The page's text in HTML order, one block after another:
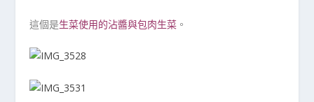
這個是生菜使用的沾醬與包肉生菜 。